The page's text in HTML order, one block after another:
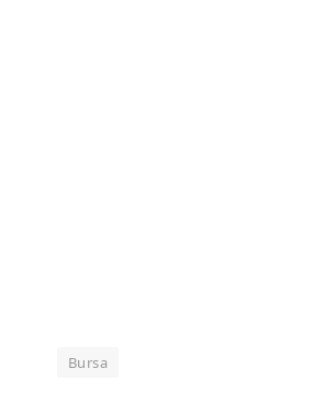
Bursa